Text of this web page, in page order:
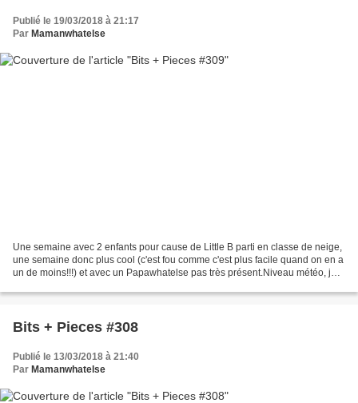
Publié le 19/03/2018 à 21:17
Par Mamanwhatelse
Une semaine avec 2 enfants pour cause de Little B parti en classe de neige,
une semaine donc plus cool (c'est fou comme c'est plus facile quand on en a
un de moins!!!) et avec un Papawhatelse pas très présent.Niveau météo, je
Bits + Pieces #308
Publié le 13/03/2018 à 21:40
Par Mamanwhatelse